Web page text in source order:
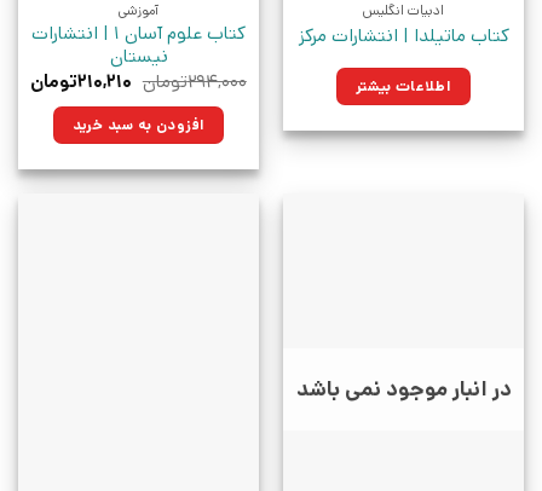
ادبیات انگلیس
کتاب ماتیلدا | انتشارات مرکز
اطلاعات بیشتر
آموزشی
کتاب علوم آسان 1 | انتشارات
نیستان
۲۹۴,۰۰۰تومان قیمت
۲۹۴,۰۰۰تومان
بود.
۲۱۰,۲۱۰تومان
افزودن به سبد خرید
در انبار موجود نمی باشد